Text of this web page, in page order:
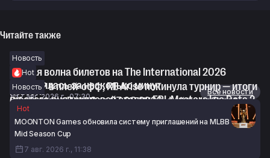
Читайте также
Новость
Вторая волна билетов на The International 2026
закончилась за несколько минут
7 авг. 2026 г., 07:30
Hot
Level UP в плей-офф, RE Arise покинула турнир — итоги
шестого дня групповой стадии EPL Masters I по Dota 2
7 авг. 2026 г., 07:01
Новость
Обновление Dota 2 от 07.08.2026: файлы наборов
поддержки The International 2026
7 авг. 2026 г., 06:31
Новости
Все новости
Hot
MOONTON Games обновила систему приглашений на MLBB
Mid Season Cup
7 авг. 2026 г., 11:38